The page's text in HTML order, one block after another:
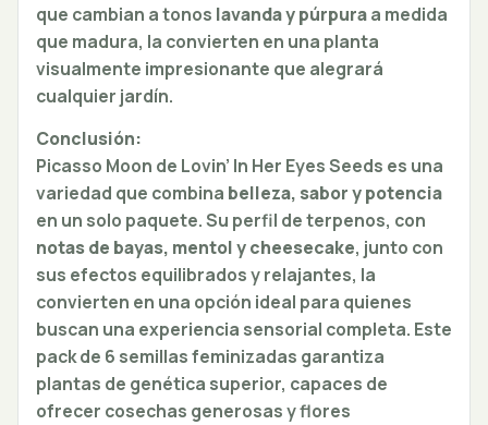
que cambian a tonos lavanda y púrpuraa medida
que madura, la convierten en una planta
visualmente impresionante que alegrará
cualquier jardín.
Conclusión:
Picasso Moon de Lovin’ In Her Eyes Seeds es una
variedad que combina belleza, sabor y potencia
en un solo paquete. Su perfil de terpenos, con
notas de bayas, mentol y cheesecake, junto con
sus efectos equilibrados y relajantes, la
convierten en una opción ideal para quienes
buscan una experiencia sensorial completa. Este
pack de 6 semillas feminizadas garantiza
plantas de genética superior, capaces de
ofrecer cosechas generosas y flores